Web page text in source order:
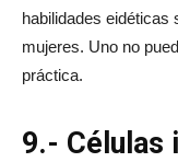
habilidades eidéticas
mujeres. Uno no
práctica.
9.- Células